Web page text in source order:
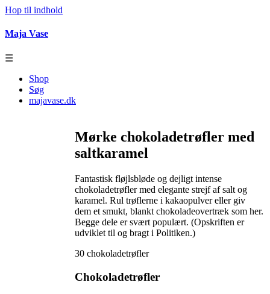
Hop til indhold
Maja Vase
☰
Shop
Søg
majavase.dk
Mørke chokoladetrøfler med
saltkaramel
Fantastisk fløjlsbløde og dejligt intense
chokoladetrøfler med elegante strejf af salt og
karamel. Rul trøflerne i kakaopulver eller giv
dem et smukt, blankt chokoladeovertræk som her.
Begge dele er svært populært. (Opskriften er
udviklet til og bragt i Politiken.)
30 chokoladetrøfler
Chokoladetrøfler